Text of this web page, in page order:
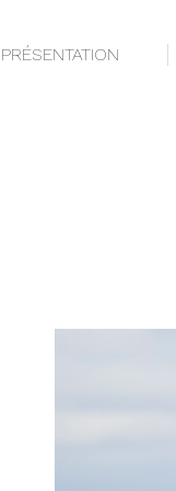
PRÉSENTATION
PRÉSENTATION